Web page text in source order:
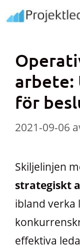
Hoppa
till
arbete:
för
2021-09-06
Skiljelinjen
strategiskt
ibland verka
effektiva